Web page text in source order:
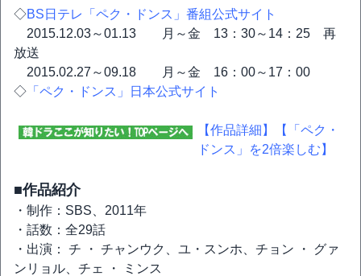
◇BS日テレ「ペク・ドンス」番組公式サイト
2015.12.03～01.13 月～金 13：30～14：25 再
放送
2015.02.27～09.18 月～金 16：00～17：00
◇ 「ペク・ドンス」日本公式サイト
【作品詳細】
【「ペク・
ドンス」を2倍楽しむ】
■作品紹介
・制作：SBS、2011年
・話数：全29話
・出演： チ ・ チャンウク、ユ・スンホ、チョン ・ グァ
ンリョル、チェ ・ ミンス